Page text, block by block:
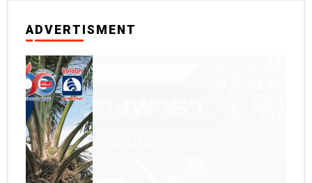
ADVERTISMENT